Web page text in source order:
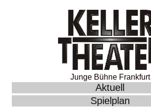
Junge Bühne Frankfurt
Aktuell
Spielplan